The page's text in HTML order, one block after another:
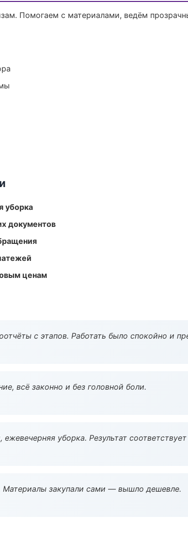
Помогаем с материалами, ведём
уборка
документов
ценам
с этапов. Работать было спокойно и
всё законно и без головной боли.
уборка. Результат
Материалы закупали сами — вышло дешевле.